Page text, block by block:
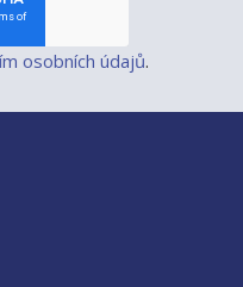
osobních údajů.